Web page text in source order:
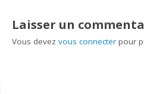
Laisser un
Vous devezvous connecter pour